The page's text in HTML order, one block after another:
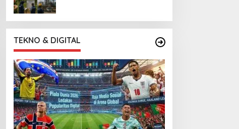
TEKNO & DIGITAL